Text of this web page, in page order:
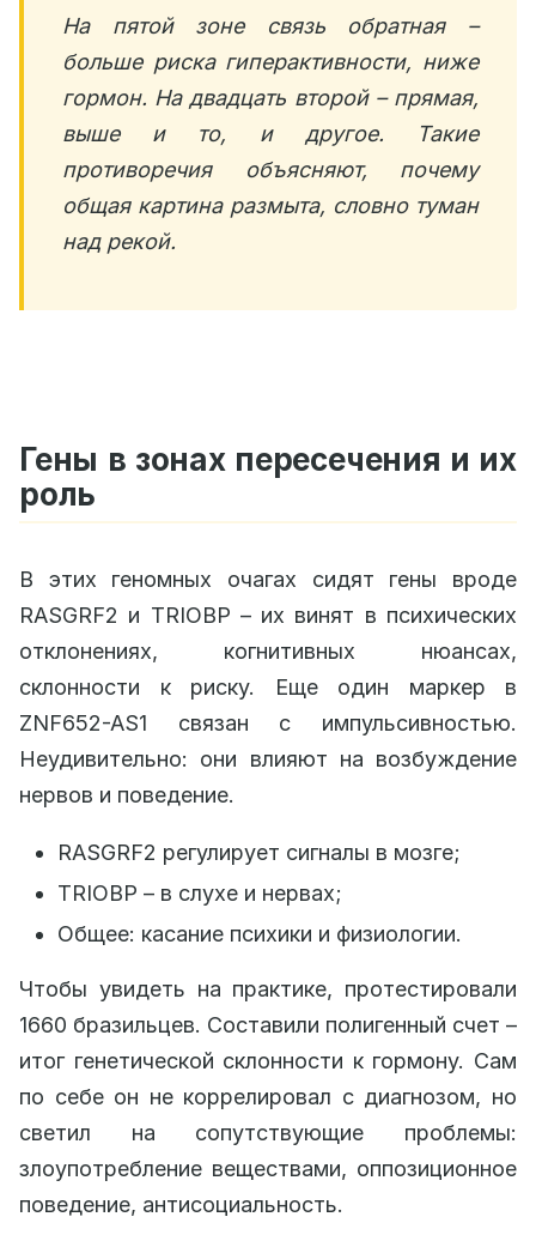
На пятой зоне связь обратная –
больше риска гиперактивности, ниже
гормон. На двадцать второй – прямая,
выше и то, и другое. Такие
противоречия объясняют, почему
общая картина размыта, словно туман
над рекой.
Гены в зонах пересечения и их
роль
В этих геномных очагах сидят гены вроде
RASGRF2 и TRIOBP – их винят в психических
отклонениях, когнитивных нюансах,
склонности к риску. Еще один маркер в
ZNF652-AS1 связан с импульсивностью.
Неудивительно: они влияют на возбуждение
нервов и поведение.
RASGRF2 регулирует сигналы в мозге;
TRIOBP – в слухе и нервах;
Общее: касание психики и физиологии.
Чтобы увидеть на практике, протестировали
1660 бразильцев. Составили полигенный счет –
итог генетической склонности к гормону. Сам
по себе он не коррелировал с диагнозом, но
светил на сопутствующие проблемы:
злоупотребление веществами, оппозиционное
поведение, антисоциальность.